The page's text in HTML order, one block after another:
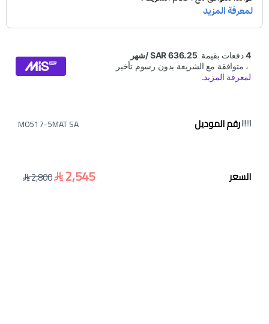
رقم الموديل M0517-5MAT SA
السعر 2,545
2,800